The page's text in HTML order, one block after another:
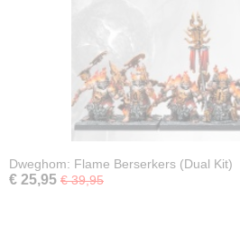
Dweghom: Flame Berserkers (Dual Kit)
€ 25,95 € 39,95